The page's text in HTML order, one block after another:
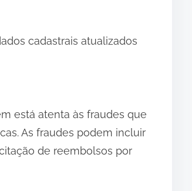
cadastrais atualizados
está atenta às fraudes que
As fraudes podem incluir
de reembolsos por